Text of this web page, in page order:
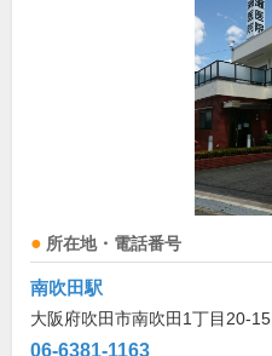
所在地・電話番号
南吹田駅
大阪府吹田市南吹田1丁目20-15
06-6381-1163